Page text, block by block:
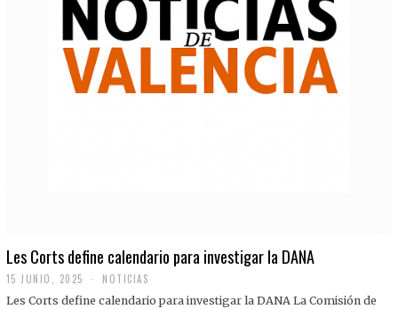
Les Corts define calendario para investigar la DANA
15 JUNIO, 2025 NOTICIAS
Les Corts define calendario para investigar la DANA La Comisión de